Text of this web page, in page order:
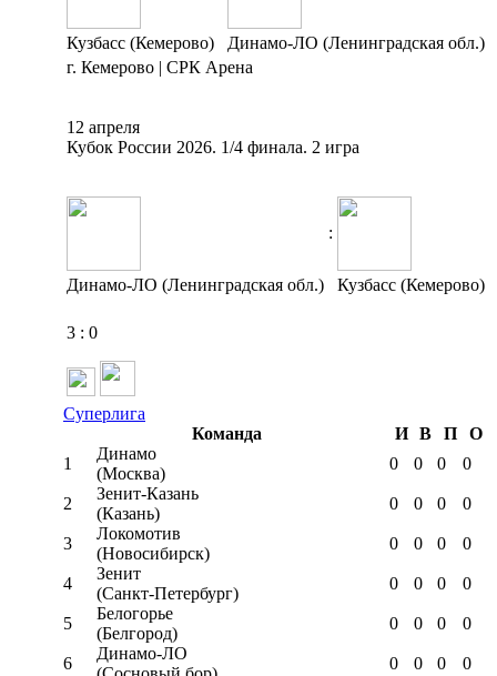
Кузбасс (Кемерово)
Динамо-ЛО (Ленинградская обл.)
г. Кемерово | СРК Арена
12 апреля
Кубок России 2026. 1/4 финала. 2 игра
:
Динамо-ЛО (Ленинградская обл.) Кузбасс (Кемерово)
3 : 0
Суперлига
Команда
И В П
О
1
Динамо
(Москва)
0 0 0 0
2
Зенит-Казань
(Казань)
0 0 0 0
3
Локомотив
(Новосибирск)
0 0 0 0
4
Зенит
(Санкт-Петербург)
0 0 0 0
5
Белогорье
(Белгород)
0 0 0 0
6
Динамо-ЛО
0 0 0 0